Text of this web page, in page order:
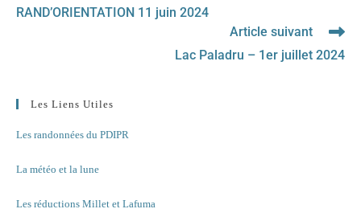
articles
RAND’ORIENTATION 11 juin 2024
Article suivant
Lac Paladru – 1er juillet 2024
Les Liens Utiles
Les randonnées du PDIPR
La météo et la lune
Les réductions Millet et Lafuma